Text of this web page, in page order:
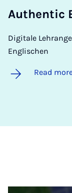
Au­then­t­ic
Digitale
Englischen
Read